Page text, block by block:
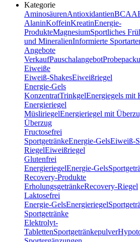
Kategorie
AminosäurenAntioxidantienBCAA
AlaninKoffeinKreatinEnergie-
ProdukteMagnesiumSportliches
und MineralienInformierte
Angebote
VerkaufPauschalangebot
Eiweiße
Eiweiß-ShakesEiweißriegel
Energie-Gels
KonzentratTrinkgelEnergiegels mit
Energieriegel
MüsliriegelEnergieriegel mit
Überzug
Fructosefrei
SportgetränkeEnergie-GelsEiweiß-
RiegelEiweißriegel
Glutenfrei
EnergieriegelEnergie-Gels
Recovery-Produkte
ErholungsgetränkeRecovery-Riegel
Laktosefrei
Energie-GelsEnergieriegel
Sportgetränke
Elektrolyt-
TablettenSportgetränkepulver